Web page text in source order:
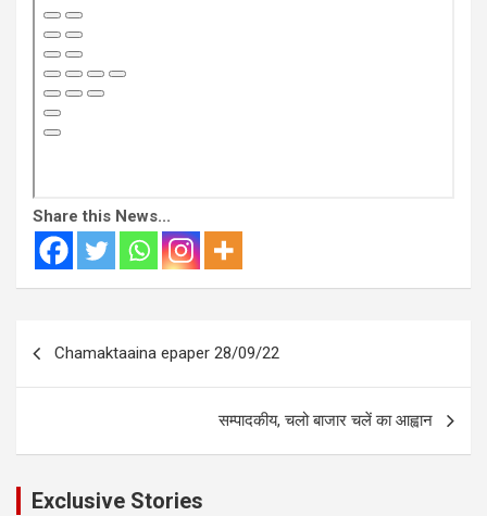
Share this News...
Chamaktaaina epaper 28/09/22
सम्पादकीय, चलो बाजार चलें का आह्वान
Exclusive Stories